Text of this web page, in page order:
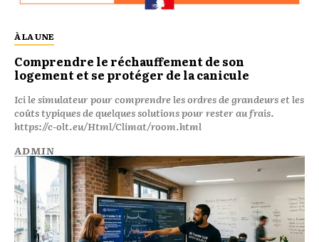
À LA UNE
Comprendre le réchauffement de son
logement et se protéger de la canicule
Ici le simulateur pour comprendre les ordres de grandeurs et les
coûts typiques de quelques solutions pour rester au frais.
https://c-olt.eu/Html/Climat/room.html
ADMIN